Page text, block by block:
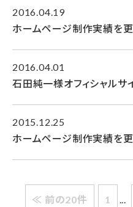
2016.04.19
ホームページ制作実績を
2016.04.01
石田純一様オフィシャルサ
2015.12.25
ホームページ制作実績を
≪ 前の20件 1 ...